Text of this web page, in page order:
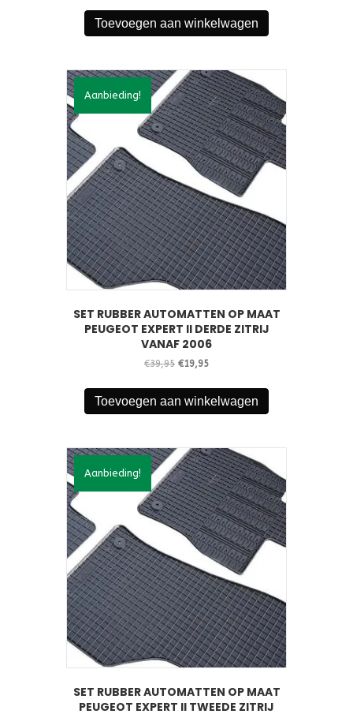
was:
€39,95.
is:
€34,95.
Toevoegen aan winkelwagen
Aanbieding!
SET RUBBER AUTOMATTEN OP MAAT
PEUGEOT EXPERT II DERDE ZITRIJ
VANAF 2006
€39,95 Oorspronkelijke
was:
€39,95.
€19,95Huidige
is:
€19,95.
Toevoegen aan winkelwagen
Aanbieding!
SET RUBBER AUTOMATTEN OP MAAT
PEUGEOT EXPERT II TWEEDE ZITRIJ